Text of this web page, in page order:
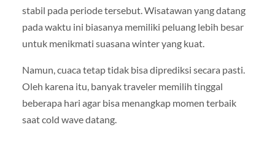
stabil pada periode tersebut. Wisatawan yang datang
pada waktu ini biasanya memiliki peluang lebih besar
untuk menikmati suasana winter yang kuat.
Namun, cuaca tetap tidak bisa diprediksi secara pasti.
Oleh karena itu, banyak traveler memilih tinggal
beberapa hari agar bisa menangkap momen terbaik
saat cold wave datang.